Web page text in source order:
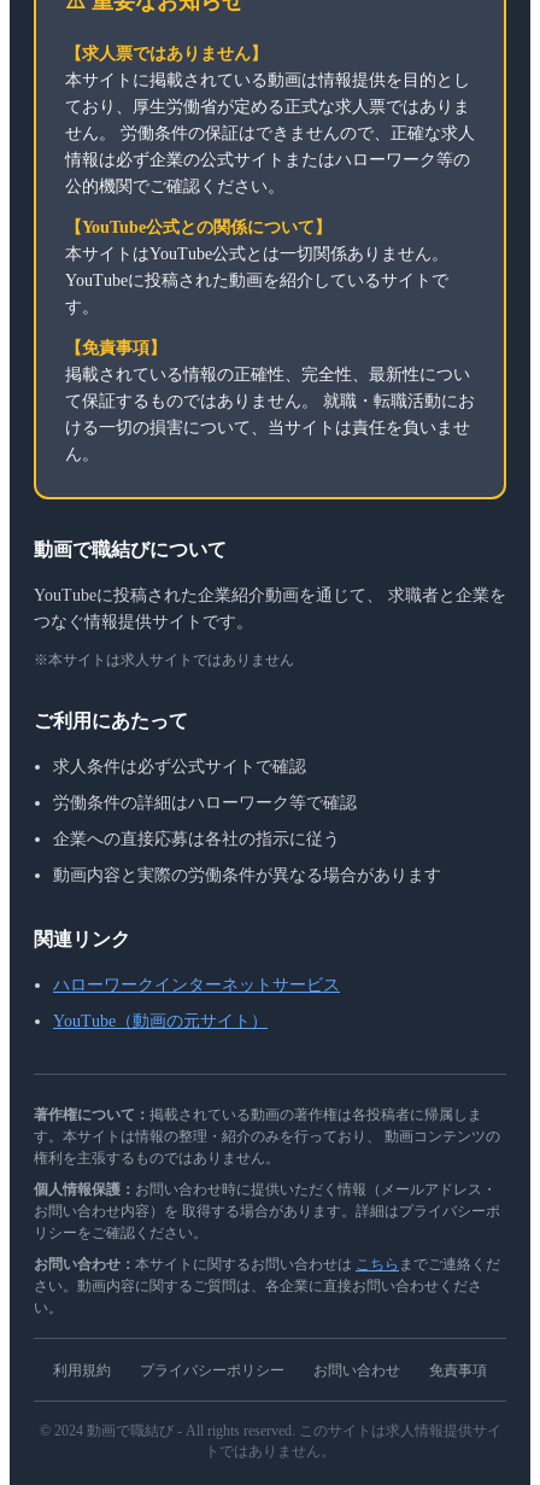
【求人票ではありません】
本サイトに掲載されている動画は情報提供を目的とし
ており、厚生労働省が定める正式な求人票ではありま
せん。 労働条件の保証はできませんので、正確な求人
情報は必ず企業の公式サイトまたはハローワーク等の
公的機関でご確認ください。
【YouTube公式との関係について】
本サイトはYouTube公式とは一切関係ありません。
YouTubeに投稿された動画を紹介しているサイトで
す。
【免責事項】
掲載されている情報の正確性、完全性、最新性につい
て保証するものではありません。 就職・転職活動にお
ける一切の損害について、当サイトは責任を負いませ
ん。
動画で職結びについて
YouTubeに投稿された企業紹介動画を通じて、 求職者と企業を
つなぐ情報提供サイトです。
※本サイトは求人サイトではありません
ご利用にあたって
求人条件は必ず公式サイトで確認
労働条件の詳細はハローワーク等で確認
企業への直接応募は各社の指示に従う
動画内容と実際の労働条件が異なる場合があります
関連リンク
ハローワークインターネットサービス
YouTube（動画の元サイト）
著作権について： 掲載されている動画の著作権は各投稿者に帰属しま
す。本サイトは情報の整理・紹介のみを行っており、 動画コンテンツの
権利を主張するものではありません。
個人情報保護： お問い合わせ時に提供いただく情報（メールアドレス・
お問い合わせ内容）を 取得する場合があります。詳細はプライバシーポ
リシーをご確認ください。
お問い合わせ： 本サイトに関するお問い合わせは こちら までご連絡くだ
さい。動画内容に関するご質問は、各企業に直接お問い合わせくださ
い。
利用規約 プライバシーポリシー お問い合わせ 免責事項
© 2024 動画で職結び - All rights reserved. このサイトは求人情報提供サイ
トではありません。